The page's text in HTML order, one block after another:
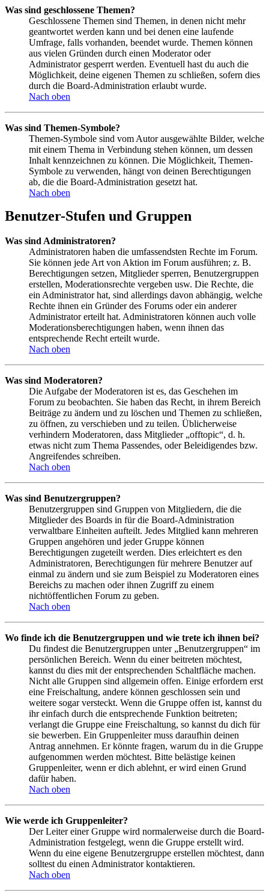
Was sind geschlossene Themen?
Geschlossene Themen sind Themen, in denen nicht mehr
geantwortet werden kann und bei denen eine laufende
Umfrage, falls vorhanden, beendet wurde. Themen können
aus vielen Gründen durch einen Moderator oder
Administrator gesperrt werden. Eventuell hast du auch die
Möglichkeit, deine eigenen Themen zu schließen, sofern dies
durch die Board-Administration erlaubt wurde.
Nach oben
Was sind Themen-Symbole?
Themen-Symbole sind vom Autor ausgewählte Bilder, welche
mit einem Thema in Verbindung stehen können, um dessen
Inhalt kennzeichnen zu können. Die Möglichkeit, Themen-
Symbole zu verwenden, hängt von deinen Berechtigungen
ab, die die Board-Administration gesetzt hat.
Nach oben
Benutzer-Stufen und Gruppen
Was sind Administratoren?
Administratoren haben die umfassendsten Rechte im Forum.
Sie können jede Art von Aktion im Forum ausführen; z. B.
Berechtigungen setzen, Mitglieder sperren, Benutzergruppen
erstellen, Moderationsrechte vergeben usw. Die Rechte, die
ein Administrator hat, sind allerdings davon abhängig, welche
Rechte ihnen ein Gründer des Forums oder ein anderer
Administrator erteilt hat. Administratoren können auch volle
Moderationsberechtigungen haben, wenn ihnen das
entsprechende Recht erteilt wurde.
Nach oben
Was sind Moderatoren?
Die Aufgabe der Moderatoren ist es, das Geschehen im
Forum zu beobachten. Sie haben das Recht, in ihrem Bereich
Beiträge zu ändern und zu löschen und Themen zu schließen,
zu öffnen, zu verschieben und zu teilen. Üblicherweise
verhindern Moderatoren, dass Mitglieder „offtopic“, d. h.
etwas nicht zum Thema Passendes, oder Beleidigendes bzw.
Angreifendes schreiben.
Nach oben
Was sind Benutzergruppen?
Benutzergruppen sind Gruppen von Mitgliedern, die die
Mitglieder des Boards in für die Board-Administration
verwaltbare Einheiten aufteilt. Jedes Mitglied kann mehreren
Gruppen angehören und jeder Gruppe können
Berechtigungen zugeteilt werden. Dies erleichtert es den
Administratoren, Berechtigungen für mehrere Benutzer auf
einmal zu ändern und sie zum Beispiel zu Moderatoren eines
Bereichs zu machen oder ihnen Zugriff zu einem
nichtöffentlichen Forum zu geben.
Nach oben
Wo finde ich die Benutzergruppen und wie trete ich ihnen bei?
Du findest die Benutzergruppen unter „Benutzergruppen“ im
persönlichen Bereich. Wenn du einer beitreten möchtest,
kannst du dies mit der entsprechenden Schaltfläche machen.
Nicht alle Gruppen sind allgemein offen. Einige erfordern erst
eine Freischaltung, andere können geschlossen sein und
weitere sogar versteckt. Wenn die Gruppe offen ist, kannst du
ihr einfach durch die entsprechende Funktion beitreten;
verlangt die Gruppe eine Freischaltung, so kannst du dich für
sie bewerben. Ein Gruppenleiter muss daraufhin deinen
Antrag annehmen. Er könnte fragen, warum du in die Gruppe
aufgenommen werden möchtest. Bitte belästige keinen
Gruppenleiter, wenn er dich ablehnt, er wird einen Grund
dafür haben.
Nach oben
Wie werde ich Gruppenleiter?
Der Leiter einer Gruppe wird normalerweise durch die Board-
Administration festgelegt, wenn die Gruppe erstellt wird.
Wenn du eine eigene Benutzergruppe erstellen möchtest, dann
solltest du einen Administrator kontaktieren.
Nach oben